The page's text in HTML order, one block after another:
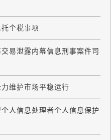
个税事项
易泄露内幕信息刑事案件司
维护市场平稳运行
人信息处理者个人信息保护